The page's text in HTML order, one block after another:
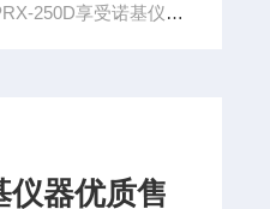
受诺基仪器优质售后服务
仪器优质售